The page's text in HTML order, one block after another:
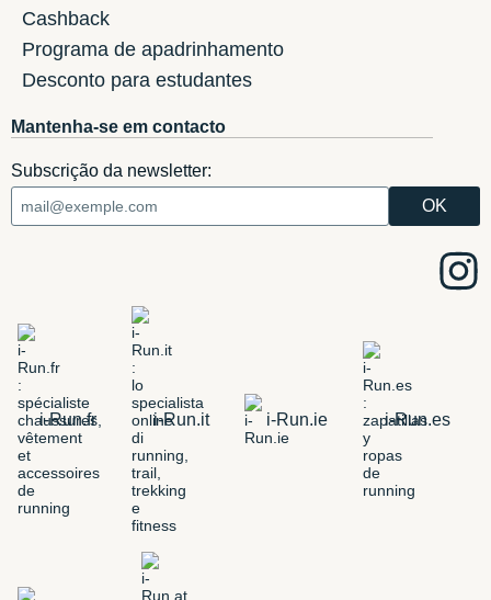
Cashback
Programa de apadrinhamento
Desconto para estudantes
Mantenha-se em contacto
Subscrição da newsletter:
i-Run.fr i-Run.it i-Run.ie i-Run.es